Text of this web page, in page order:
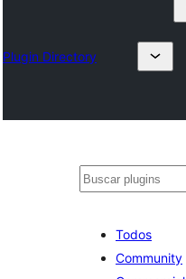
Plugin Directory
Buscar
Todos
Community